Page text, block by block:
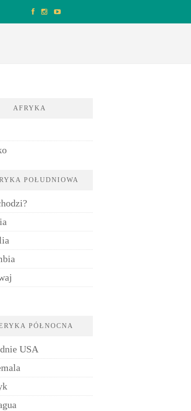
AFRYKA
POŁUDNIOWA
PÓŁNOCNA
USA